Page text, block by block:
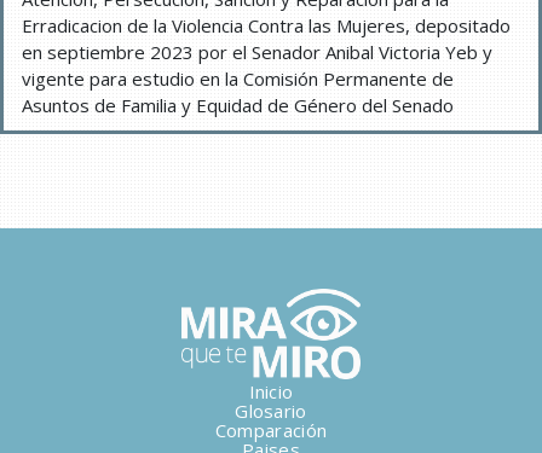
Erradicacion de la Violencia Contra las Mujeres, depositado
en septiembre 2023 por el Senador Anibal Victoria Yeb y
vigente para estudio en la Comisión Permanente de
Asuntos de Familia y Equidad de Género del Senado
Inicio
Glosario
Comparación